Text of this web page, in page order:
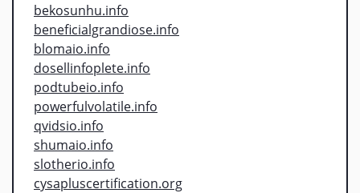
bekosunhu.info
beneficialgrandiose.info
blomaio.info
dosellinfoplete.info
podtubeio.info
powerfulvolatile.info
qvidsio.info
shumaio.info
slotherio.info
cysapluscertification.org